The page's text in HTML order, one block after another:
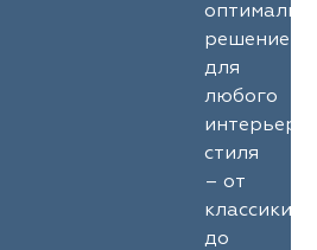
решение
для
любого
стиля
– от
классики
до